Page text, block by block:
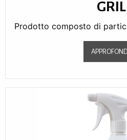
Prodotto composto di